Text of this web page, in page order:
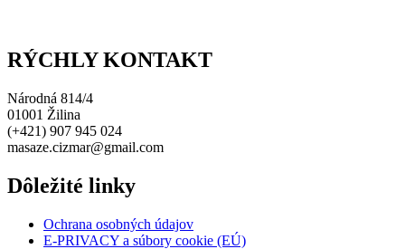
RÝCHLY KONTAKT
Národná 814/4
01001 Žilina
(+421) 907 945 024
masaze.cizmar@gmail.com
Dôležité linky
Ochrana osobných údajov
E-PRIVACY a súbory cookie (EÚ)